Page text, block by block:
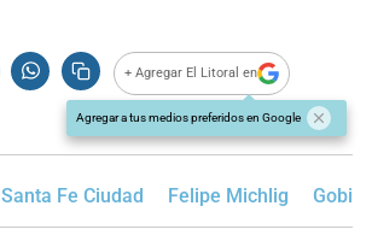
+ Agregar El Litoral en
Agregar a tus medios preferidos en Google
Santa Fe Ciudad Felipe Michlig